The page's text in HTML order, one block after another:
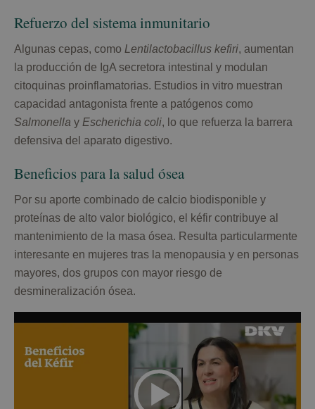
Refuerzo del sistema inmunitario
Algunas cepas, como Lentilactobacillus kefiri, aumentan
la producción de IgA secretora intestinal y modulan
citoquinas proinflamatorias. Estudios in vitro muestran
capacidad antagonista frente a patógenos como
Salmonella y Escherichia coli, lo que refuerza la barrera
defensiva del aparato digestivo.
Beneficios para la salud ósea
Por su aporte combinado de calcio biodisponible y
proteínas de alto valor biológico, el kéfir contribuye al
mantenimiento de la masa ósea. Resulta particularmente
interesante en mujeres tras la menopausia y en personas
mayores, dos grupos con mayor riesgo de
desmineralización ósea.